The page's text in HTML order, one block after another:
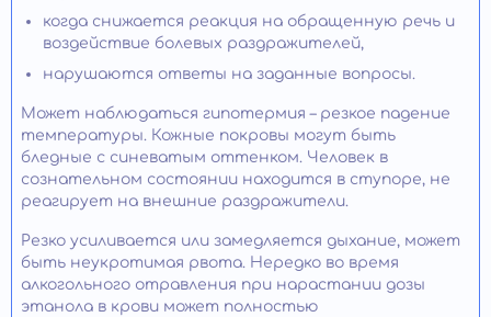
когда снижается реакция на обращенную речь и
воздействие болевых раздражителей,
нарушаются ответы на заданные вопросы.
Может наблюдаться гипотермия – резкое падение
температуры. Кожные покровы могут быть
бледные с синеватым оттенком. Человек в
сознательном состоянии находится в ступоре, не
реагирует на внешние раздражители.
Резко усиливается или замедляется дыхание, может
быть неукротимая рвота. Нередко во время
алкогольного отравления при нарастании дозы
этанола в крови может полностью